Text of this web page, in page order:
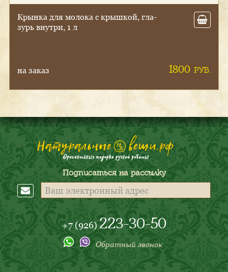
Гли­няный царь-гор­шок жа­рос­той­
кий с крыш­кой, пол­ная гла­зурь
на заказ от 5600РУБ.
Подписаться на рассылку
+7 (926) 223-30-50
Обратный звонок